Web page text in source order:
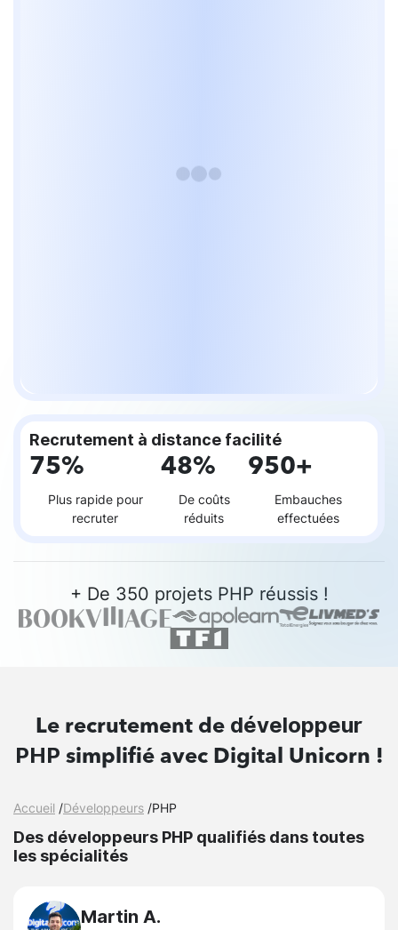
Recrutement à distance facilité
75%
Plus rapide pour
recruter
48%
De coûts
réduits
950+
Embauches
effectuées
+ De 350 projets PHP réussis !
Le recrutement de développeur
PHP simplifié avec Digital Unicorn !
Accueil /Développeurs /PHP
Des développeurs PHP qualifiés dans toutes
les spécialités
Martin A.